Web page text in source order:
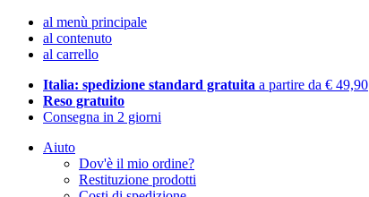
al menù principale
al contenuto
al carrello
Italia: spedizione standard gratuita a partire da € 49,90
Reso gratuito
Consegna in 2 giorni
Aiuto
Dov'è il mio ordine?
Restituzione prodotti